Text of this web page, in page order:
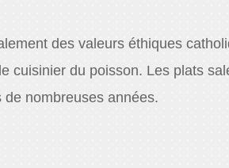
des valeurs éthiques
cuisinier du poisson. Les plats
de nombreuses années.